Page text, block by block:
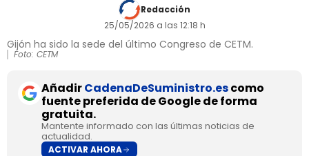
Redacción
25/05/2026 a las 12:18 h
Gijón ha sido la sede del último Congreso de CETM.
Foto: CETM
AñadirCadenaDeSuministro.escomo
fuente preferida de Google de forma
gratuita.
Mantente informado con las últimas noticias de
actualidad.
ACTIVAR AHORA